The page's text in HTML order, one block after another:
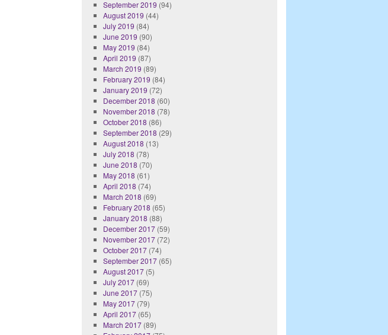
September 2019 (94)
August 2019 (44)
July 2019 (84)
June 2019 (90)
May 2019 (84)
April 2019 (87)
March 2019 (89)
February 2019 (84)
January 2019 (72)
December 2018 (60)
November 2018 (78)
October 2018 (86)
September 2018 (29)
August 2018 (13)
July 2018 (78)
June 2018 (70)
May 2018 (61)
April 2018 (74)
March 2018 (69)
February 2018 (65)
January 2018 (88)
December 2017(59)
November 2017(72)
October 2017(74)
September 2017(65)
August 2017(5)
July 2017(69)
June 2017(75)
May 2017(79)
April 2017(65)
March 2017(89)